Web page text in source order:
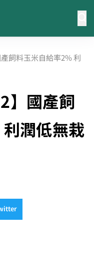
飼料玉米自給率2% 利
】國產飼
潤低無栽